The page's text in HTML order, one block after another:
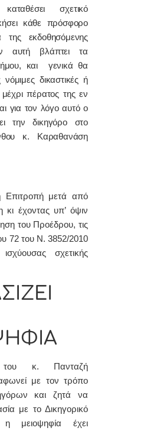
σχετικό
κάθε πρόσφορο
της εκδοθησόμενης
αυτή βλάπτει τα
και γενικά θα
δικαστικές ή
μέχρι πέρατος της εν
για τον λόγο αυτό ο
την δικηγόρο στο
κ. Καραθανάση
μετά από
κι έχοντας υπ’ όψιν
του Προέδρου, τις
72 του Ν. 3852/2010
σχετικής
του κ. Πανταζή
με τον τρόπο
και ζητά να
με το Δικηγορικό
μειοψηφία έχει